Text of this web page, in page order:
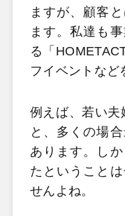
ますが、顧客
ます。私達も
る「
フイベントなど
例えば、若い夫
と、多くの場
あります。し
たということ
せんよね。